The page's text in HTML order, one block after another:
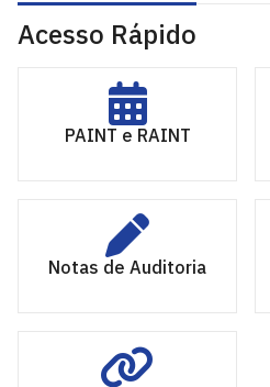
Acesso Rápido
PAINT e RAINT
Notas de Auditoria